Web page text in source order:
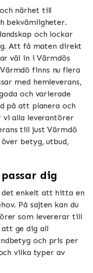
närhet till
bekvämligheter.
och lockar
Att få maten direkt
väl in i Värmdös
finns nu flera
med hemleverans,
och varierade
på att planera och
vi alla leverantörer
till just Värmdö
betyg, utbud,
dig
enkelt att hitta en
På sajten kan du
som levererar till
ge dig all
och pris per
vilka typer av